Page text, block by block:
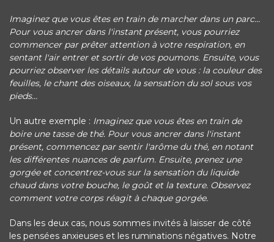
Imaginez que vous êtes en train de marcher dans un parc…
Pour vous ancrer dans l'instant présent, vous pourriez
commencer par prêter attention à votre respiration, en
sentant l'air entrer et sortir de vos poumons. Ensuite, vous
pourriez observer les détails autour de vous : la couleur des
feuilles, le chant des oiseaux, la sensation du sol sous vos
pieds…
Un autre exemple : Imaginez que vous êtes en train de
boire une tasse de thé. Pour vous ancrer dans l'instant
présent, commencez par sentir l'arôme du thé, en notant
les différentes nuances de parfum. Ensuite, prenez une
gorgée et concentrez-vous sur la sensation du liquide
chaud dans votre bouche, le goût et la texture. Observez
comment votre corps réagit à chaque gorgée.
Dans les deux cas, nous sommes invités à laisser de côté
les pensées anxieuses et les ruminations négatives. Notre